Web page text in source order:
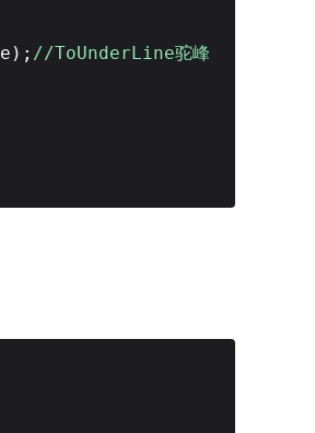
//ToUnderLine驼峰